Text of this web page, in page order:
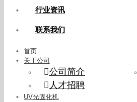
行业资讯
联系我们
首页
关于公司
公司简介
人才招聘
UV光固化机